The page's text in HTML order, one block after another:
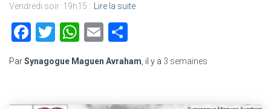
Vendredi soir :19h15 :
Lire la suite
Facebook
Twitter
WhatsApp
Email
ParSynagogue Maguen Avraham , il y a 3 semaines